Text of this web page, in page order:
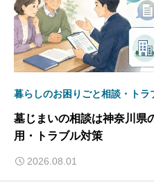
暮らしのお困りごと相談・トラ
墓じまいの相談は神奈川県
用・トラブル対策
2026.08.01